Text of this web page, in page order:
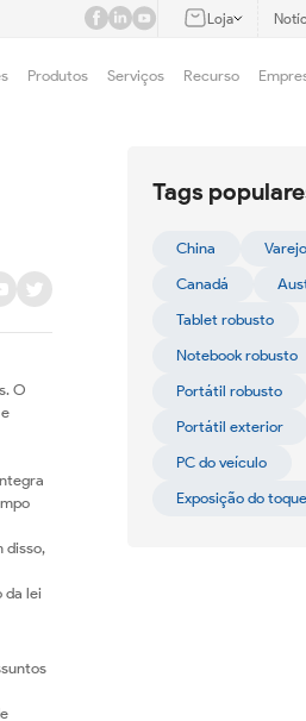
Loja
Produtos Serviços Recurso
O
disso,
da lei
Tags
China
Canadá
Tablet robusto
Notebook robusto
Portátil robusto
Portátil exterior
PC do veículo
Exposição do